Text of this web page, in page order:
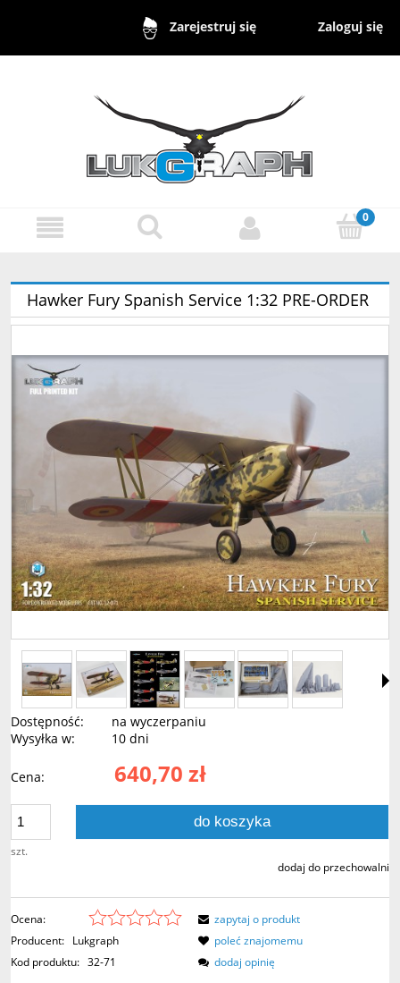
Zarejestruj się Zaloguj się
Hawker Fury Spanish Service 1:32 PRE-ORDER
Dostępność:
na wyczerpaniu
Wysyłka w:
10 dni
Cena: 640,70 zł
szt.
do koszyka
dodaj do przechowalni
Ocena:
Producent: Lukgraph
Kod produktu: 32-71
zapytaj o produkt
poleć znajomemu
dodaj opinię